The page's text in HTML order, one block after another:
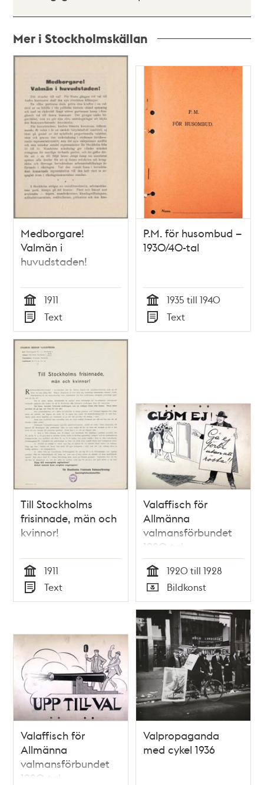
Mer i Stockholmskällan
teman
Medborgare!
Valmän i
huvudstaden!
Tid
1911
Typ
Text
P.M. för husombud –
1930/40-tal
Tid
1935 till 1940
Typ
Text
Till Stockholms
frisinnade, män och
kvinnor!
Tid
1911
Typ
Text
Valaffisch för
Allmänna
valmansförbundet
1920-tal
Tid
1920 till 1928
Typ
Bildkonst
Valaffisch för
Allmänna
valmansförbundet
1920-tal
Valpropaganda
med cykel 1936